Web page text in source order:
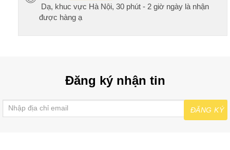
Dạ, khuc vực Hà Nội, 30 phút - 2 giờ ngày là nhận
được hàng ạ
Đăng ký nhận tin
ĐĂNG KÝ